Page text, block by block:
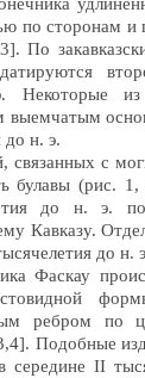
по сторонам и
По
Некоторые
выемчатым
до н. э.
связанных с
булавы (рис.
до н. э.
Кавказу.
до н.
Фаскау
ребром по
Подобные
середине II